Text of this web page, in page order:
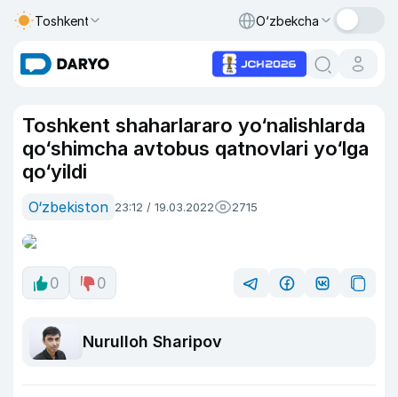
Toshkent O‘zbekcha
Toshkent shaharlararo yo‘nalishlarda
qo‘shimcha avtobus qatnovlari yo‘lga
qo‘yildi
O‘zbekiston 23:12 / 19.03.2022 2715
0 0
Nurulloh Sharipov